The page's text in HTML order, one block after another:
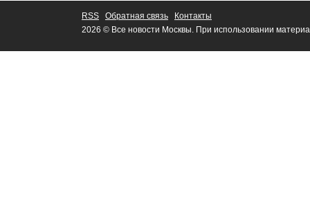
RSS Обратная связь
Контакты
2026 © Все новости Москвы. При использовании